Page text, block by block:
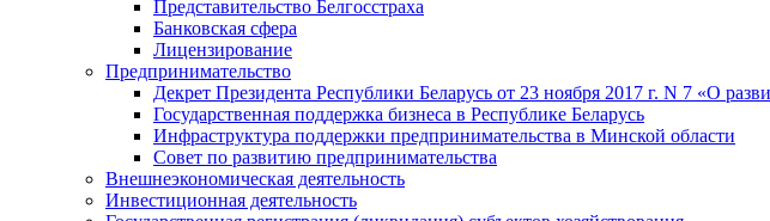
Представительство Белгосстраха
Банковская сфера
Лицензирование
Предпринимательство
Декрет Президента Республики Беларусь от 23 ноября 2017 г. N 7 «О
Государственная поддержка бизнеса в Республике Беларусь
Инфраструктура поддержки предпринимательства в Минской области
Совет по развитию предпринимательства
Внешнеэкономическая деятельность
Инвестиционная деятельность